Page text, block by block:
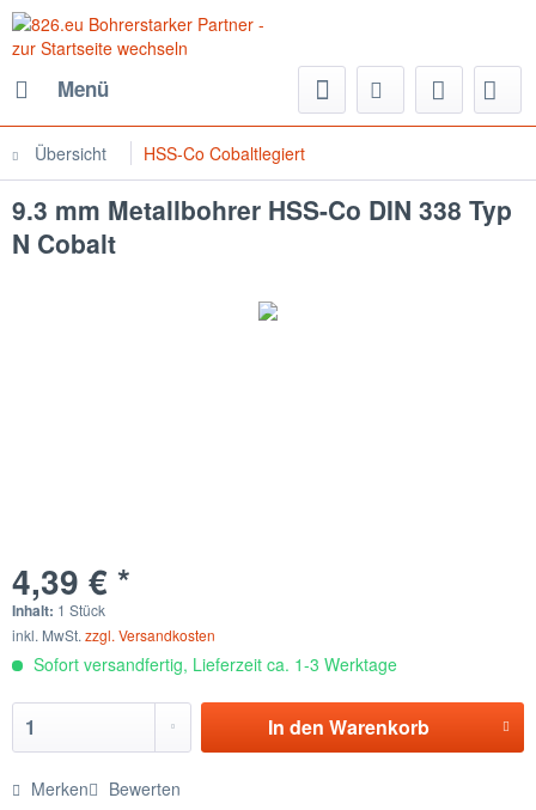
Menü
Übersicht HSS-Co Cobaltlegiert
9.3 mm Metallbohrer HSS-Co DIN 338 Typ
N Cobalt
4,39 € *
Inhalt: 1 Stück
inkl. MwSt. zzgl. Versandkosten
Sofort versandfertig, Lieferzeit ca. 1-3 Werktage
In den Warenkorb
Merken Bewerten